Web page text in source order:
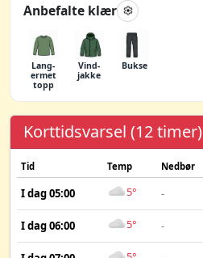
Anbefalte klær
Lang­
ermet
topp
Vind­
jakke
Bukse
Korttidsvarsel (12 timer)
Tid Temp Nedbør
I dag 05:00 5° -
I dag 06:00 5° -